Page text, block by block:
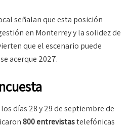
señalan que esta posición
en Monterrey y la solidez de
que el escenario puede
acerque 2027.
días 28 y 29 de septiembre de
800 entrevistastelefónicas